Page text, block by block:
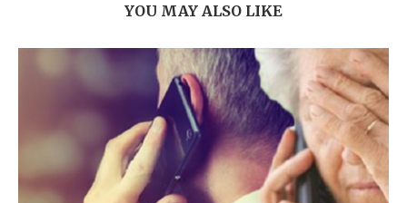
YOU MAY ALSO LIKE